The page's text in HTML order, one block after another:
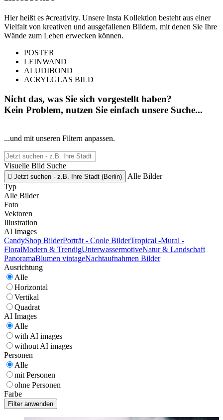
Hier heißt es #creativity. Unsere Insta Kollektion besteht aus einer
Vielfalt von kreativen und ausgefallenen Bildern, mit denen Sie Ihre
Wände zum Leben erwecken können.
POSTER
LEINWAND
ALUDIBOND
ACRYLGLAS BILD
Nicht das, was Sie sich vorgestellt haben?
Kein Problem, nutzen Sie einfach unsere Suche...
...und mit unseren Filtern anpassen.
Visuelle Bild Suche
 Jetzt suchen - z.B. Ihre Stadt (Berlin)
Alle Bilder
Typ
Alle Bilder
Foto
Vektoren
Illustration
AI Images
CandyShop BilderPorträt - Coole BilderTropical -Mural -
FloralModern & TrendigUnterwassermotiveNatur & Landschaft
PanoramaBlumen vintageNachtaufnahmen Bilder
Ausrichtung
Alle
Horizontal
Vertikal
Quadrat
AI Images
Alle
with AI images
without AI images
Personen
Alle
mit Personen
ohne Personen
Farbe